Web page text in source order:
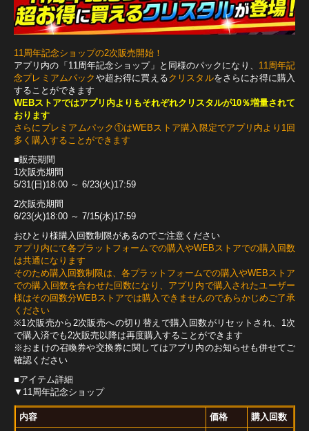
11周年記念ショップの2次販売開始！
アプリ内の「11周年記念ショップ」と同様のパックになり、 11周年記
念プレミアムパック や超お得に買えるクリスタルをさらにお得に購入
することができます
WEBストアではアプリ内よりもそれぞれクリスタルが10％増量されて
おります
さらにプレミアムパック①はWEBストア購入限定でアプリ内より1回
多く購入することができます
■販売期間
1次販売期間
5/31(日)18:00 ～ 6/23(火)17:59
2次販売期間
6/23(火)18:00 ～ 7/15(水)17:59
おひとり様購入回数制限があるのでご注意ください
アプリ内にて各プラットフォームでの購入やWEBストアでの購入回数
は共通になります
そのため購入回数制限は、各プラットフォームでの購入やWEBストア
での購入回数を合わせた回数になり、アプリ内で購入されたユーザー
様はその回数分WEBストアでは購入できませんのであらかじめご了承
ください
※1次販売から2次販売への切り替えで購入回数がリセットされ、1次
で購入済でも2次販売以降は再度購入することができます
※おまけの召喚券や交換券に関してはアプリ内のお知らせも併せてご
確認ください
■アイテム詳細
▼11周年記念ショップ
内容 価格 購入回数